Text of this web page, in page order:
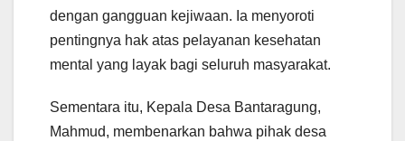
dengan gangguan kejiwaan. Ia menyoroti
pentingnya hak atas pelayanan kesehatan
mental yang layak bagi seluruh masyarakat.
Sementara itu, Kepala Desa Bantaragung,
Mahmud, membenarkan bahwa pihak desa